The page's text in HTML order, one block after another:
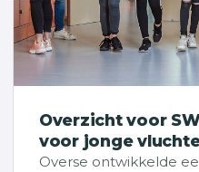
Overzicht voor
voor jonge
Overse ontwikkelde